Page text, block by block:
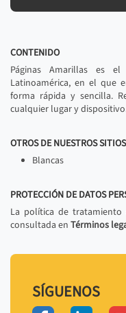
CONTENIDO
Páginas Amarillas es
Latinoamérica, en el que
forma rápida y sencilla.
cualquier lugar y
OTROS DE NUESTROS SITIOS
Blancas
PROTECCIÓN DE DATOS
La política de
consultada en Términos
SÍGUENOS